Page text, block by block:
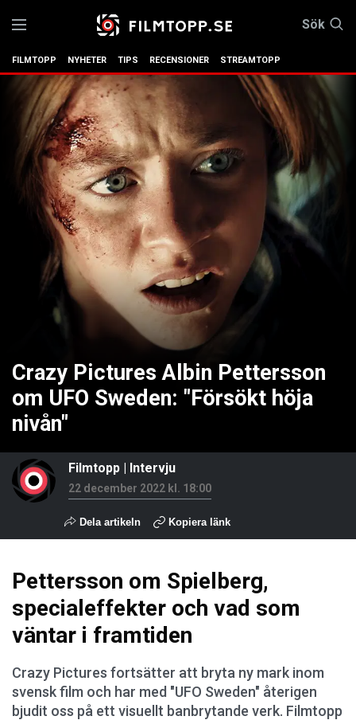
Sök
FILMTOPP NYHETER TIPS RECENSIONER STREAMTOPP
Crazy Pictures Albin Pettersson
om UFO Sweden: "Försökt höja
nivån"
Filmtopp | Intervju
22 december 2022 kl. 18:00
Dela artikeln Kopiera länk
Pettersson om Spielberg,
specialeffekter och vad som
väntar i framtiden
Crazy Pictures fortsätter att bryta ny mark inom
svensk film och har med "UFO Sweden" återigen
bjudit oss på ett visuellt banbrytande verk. Filmtopp